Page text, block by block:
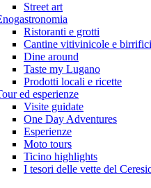
Street art
Ristoranti e grotti
Cantine vitivinicole e birrifici
Dine around
Taste my Lugano
Prodotti locali e ricette
ed esperienze
Visite guidate
One Day Adventures
Esperienze
Moto tours
Ticino highlights
I tesori delle vette del